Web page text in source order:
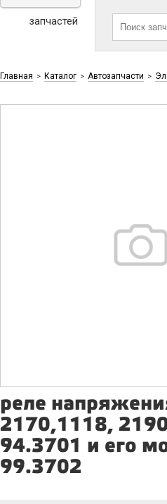
запчастей
Главная > Каталог > Автозапчасти >
реле
2170,1118,
94.3701 и его
99.3702